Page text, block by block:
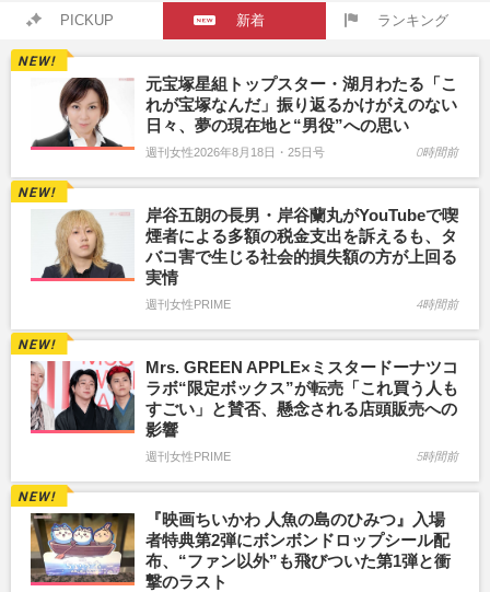
PICKUP 新着 ランキング
元宝塚星組トップスター・湖月わたる「こ
れが宝塚なんだ」振り返るかけがえのない
日々、夢の現在地と“男役”への思い
週刊女性2026年8月18日・25日号 0時間前
岸谷五朗の長男・岸谷蘭丸がYouTubeで喫
煙者による多額の税金支出を訴えるも、タ
バコ害で生じる社会的損失額の方が上回る
実情
週刊女性PRIME 4時間前
Mrs. GREEN APPLE×ミスタードーナツコ
ラボ“限定ボックス”が転売「これ買う人も
すごい」と賛否、懸念される店頭販売への
影響
週刊女性PRIME 5時間前
『映画ちいかわ 人魚の島のひみつ』入場
者特典第2弾にボンボンドロップシール配
布、“ファン以外”も飛びついた第1弾と衝
撃のラスト